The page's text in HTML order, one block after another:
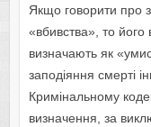
Якщо говорити про
«вбивства», то його
визначають як
заподіяння смерті
Кримінальному
визначення, за